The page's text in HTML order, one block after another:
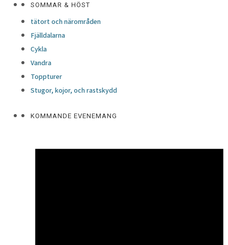
SOMMAR & HÖST
tätort och närområden
Fjälldalarna
Cykla
Vandra
Toppturer
Stugor, kojor, och rastskydd
KOMMANDE EVENEMANG